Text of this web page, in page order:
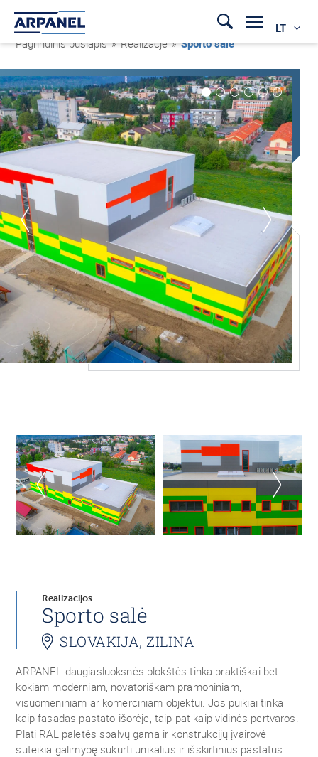
LT
Pagrindinis puslapis » Realizacje »Sporto salė
Realizacijos
Sporto salė
SLOVAKIJA, ZILINA
ARPANEL daugiasluoksnės plokštės tinka praktiškai bet
kokiam moderniam, novatoriškam pramoniniam,
visuomeniniam ar komerciniam objektui. Jos puikiai tinka
kaip fasadas pastato išorėje, taip pat kaip vidinės pertvaros.
Plati RAL paletės spalvų gama ir konstrukcijų įvairovė
suteikia galimybę sukurti unikalius ir išskirtinius pastatus.